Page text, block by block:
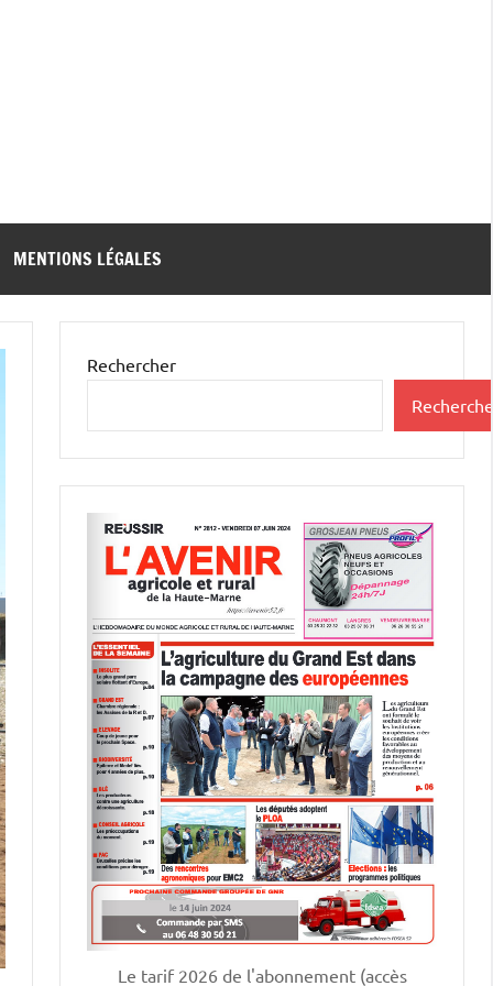
MENTIONS LÉGALES
Rechercher
Le tarif 2026 de l'abonnement (accès